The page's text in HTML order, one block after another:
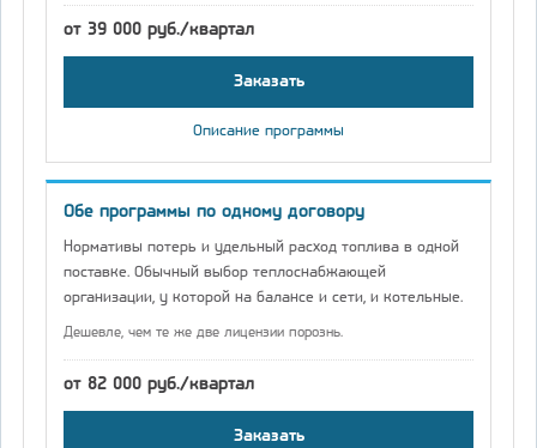
от 39 000 руб./квартал
Заказать
Описание программы
Обе программы по одному договору
Нормативы потерь и удельный расход топлива в одной
поставке. Обычный выбор теплоснабжающей
организации, у которой на балансе и сети, и котельные.
Дешевле, чем те же две лицензии порознь.
от 82 000 руб./квартал
Заказать